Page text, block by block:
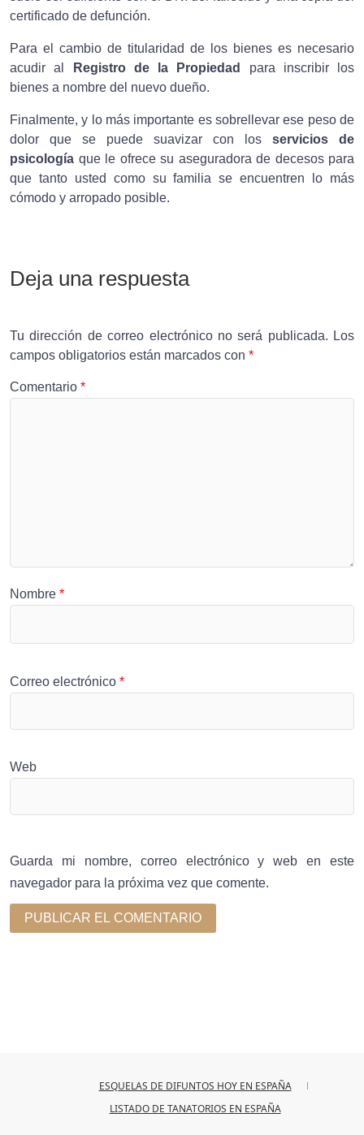
certificado de defunción.
Para el cambio de titularidad de los bienes es necesario
acudir al
Registro de la Propiedad para inscribir los
bienes a nombre del nuevo dueño.
Finalmente, y lo más importante es sobrellevar ese peso de
dolor que se puede suavizar con los servicios de
psicología que le ofrece su aseguradora de decesos para
que tanto usted como su familia se encuentren lo más
cómodo y arropado posible.
Deja una respuesta
Tu dirección de correo electrónico no será publicada. Los
campos obligatorios están marcados con *
Comentario *
Nombre *
Correo electrónico *
Web
Guarda mi nombre, correo electrónico y web en este
navegador para la próxima vez que comente.
ESQUELAS DE DIFUNTOS HOY EN ESPAÑA
LISTADO DE TANATORIOS EN ESPAÑA